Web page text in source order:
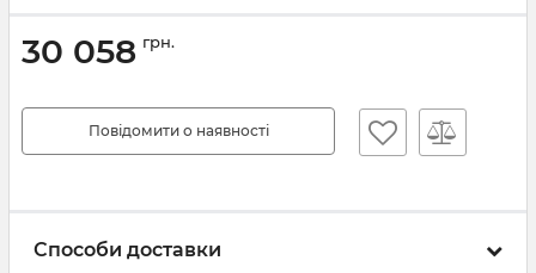
30 058 грн.
Повідомити о наявності
Способи доставки